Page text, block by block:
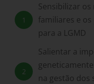
1
Sensibilizar
familiares e
para a LGMD
2
Salientar a
na gestão dos